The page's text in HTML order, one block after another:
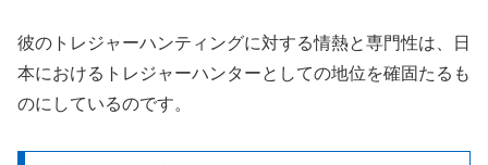
彼のトレジャーハンティングに対する情熱と専門性は、日
本におけるトレジャーハンターとしての地位を確固たるも
のにしているのです。